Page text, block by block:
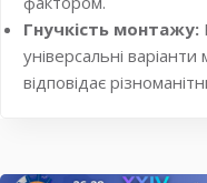
Гнучкість монтажу:
універсальні
відповідає